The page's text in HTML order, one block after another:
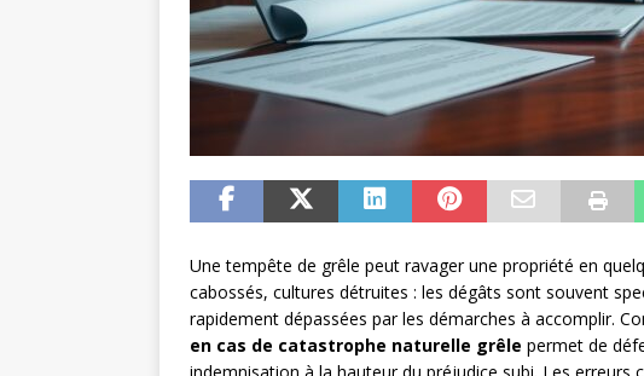
Une tempête de grêle peut ravager une propriété en
cabossés, cultures détruites : les dégâts sont souvent
rapidement dépassées par les démarches à accomplir.
en cas de catastrophe naturelle grêle permet de